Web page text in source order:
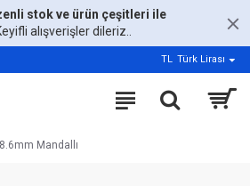
stok ve ürün çeşitleri ile
alışverişler dileriz..
TL Türk Lirası
Mandallı